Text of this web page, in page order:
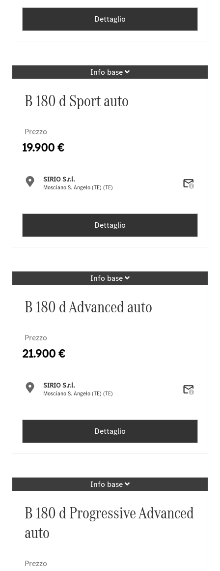
Dettaglio
Info base
B 180 d Sport auto
Prezzo
19.900 €
SIRIO S.r.l.
Mosciano S. Angelo (TE) (TE)
Dettaglio
Info base
B 180 d Advanced auto
Prezzo
21.900 €
SIRIO S.r.l.
Mosciano S. Angelo (TE) (TE)
Dettaglio
Info base
B 180 d Progressive Advanced
auto
Prezzo